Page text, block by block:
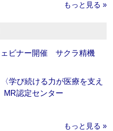
もっと見る »
ェビナー開催 サクラ精機
学び続ける力が医療を支え
認定センター
もっと見る »